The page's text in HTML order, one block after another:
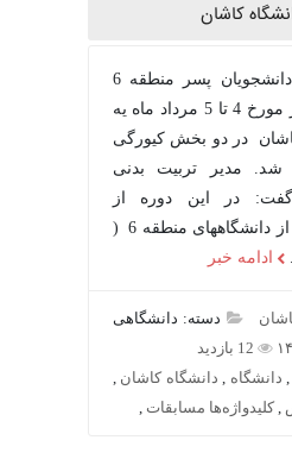
مسابقات تکواندو دانشجویان پسر منطقه 6
دانشگاه های کشور مورخ 4 تا 5 مرداد ماه یه
در دو بخش کیورگی
تربیت بدنی
در این دوره از
مسابقات 11 تیم ( از دانشگاههای منطقه 6 (
خبر
دسته: دانشگاهی
,دانشگاه کاشان,
مسابقات,